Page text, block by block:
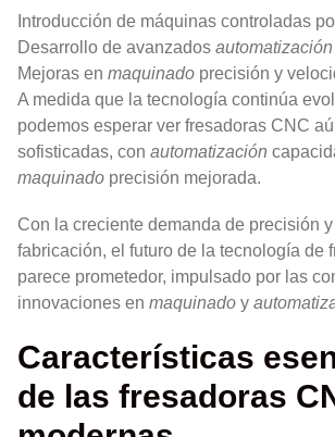
Introducción de máquinas controladas
Desarrollo de avanzados automatización
Mejoras en maquinado precisión y
A medida que la tecnología continúa
podemos esperar ver fresadoras CNC
sofisticadas, con automatización
maquinado precisión mejorada.
Con la creciente demanda de precisión
fabricación, el futuro de la tecnología de
parece prometedor, impulsado por las
innovaciones en maquinado y
Características
de las fresadoras